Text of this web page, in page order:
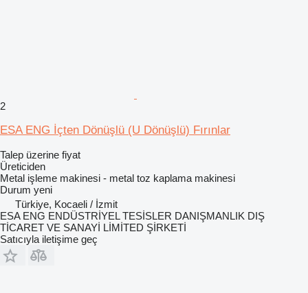
2
ESA ENG İçten Dönüşlü (U Dönüşlü) Fırınlar
Talep üzerine fiyat
Üreticiden
Metal işleme makinesi - metal toz kaplama makinesi
Durum yeni
Türkiye, Kocaeli / İzmit
ESA ENG ENDÜSTRİYEL TESİSLER DANIŞMANLIK DIŞ
TİCARET VE SANAYİ LİMİTED ŞİRKETİ
Satıcıyla iletişime geç